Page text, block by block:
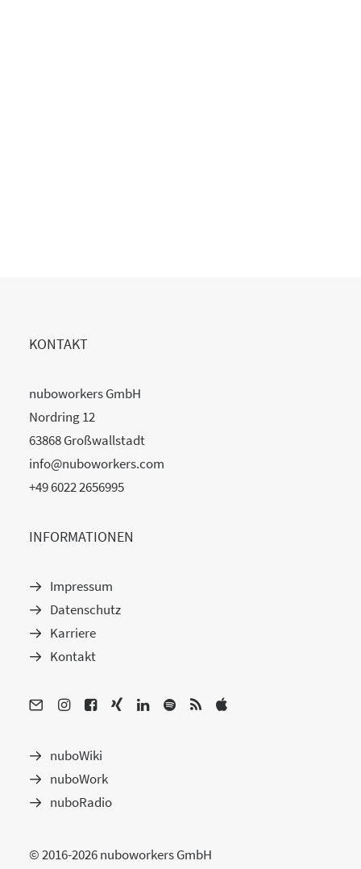
KONTAKT
nuboworkers GmbH
Nordring 12
63868 Großwallstadt
info@nuboworkers.com
+49 6022 2656995
INFORMATIONEN
Impressum
Datenschutz
Karriere
Kontakt
nuboWiki
nuboWork
nuboRadio
© 2016-2026 nuboworkers GmbH